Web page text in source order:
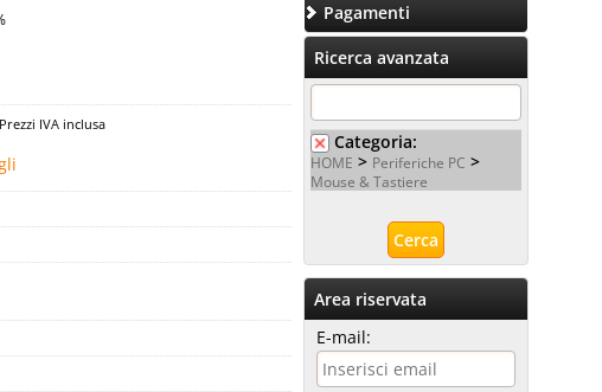
Prezzi IVA inclusa
Pagamenti
Ricerca avanzata
Categoria:
HOME > Periferiche PC >
Mouse & Tastiere
Area riservata
E-mail: